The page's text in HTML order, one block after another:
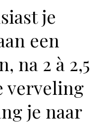
je
een
na 2 à 2,5
verveling
je naar